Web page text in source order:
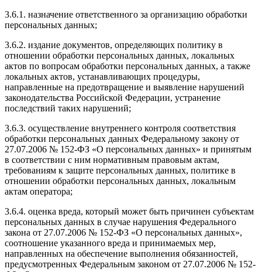
3.6.1. назначение ответственного за организацию обработки
персональных данных;
3.6.2. издание документов, определяющих политику в
отношении обработки персональных данных, локальных
актов по вопросам обработки персональных данных, а также
локальных актов, устанавливающих процедуры,
направленные на предотвращение и выявление нарушений
законодательства Российской Федерации, устранение
последствий таких нарушений;
3.6.3. осуществление внутреннего контроля соответствия
обработки персональных данных Федеральному закону от
27.07.2006 № 152-ФЗ «О персональных данных» и принятым
в соответствии с ним нормативным правовым актам,
требованиям к защите персональных данных, политике в
отношении обработки персональных данных, локальным
актам оператора;
3.6.4. оценка вреда, который может быть причинен субъектам
персональных данных в случае нарушения Федерального
закона от 27.07.2006 № 152-ФЗ «О персональных данных»,
соотношение указанного вреда и принимаемых мер,
направленных на обеспечение выполнения обязанностей,
предусмотренных Федеральным законом от 27.07.2006 № 152-